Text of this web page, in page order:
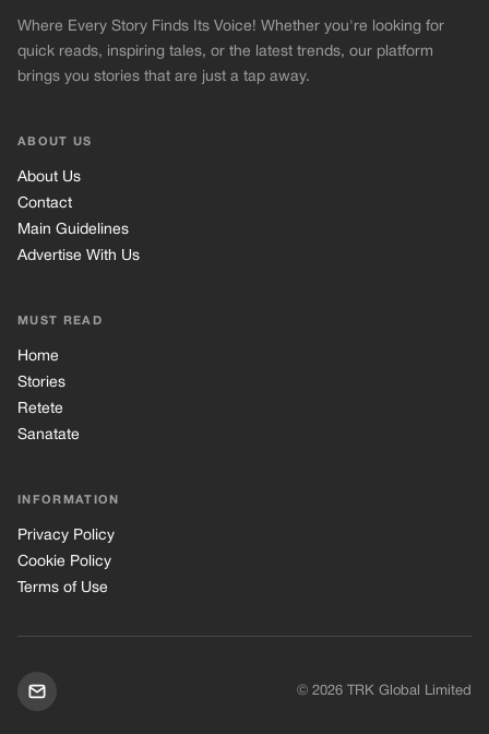
Where Every Story Finds Its Voice! Whether you're looking for
quick reads, inspiring tales, or the latest trends, our platform
brings you stories that are just a tap away.
ABOUT US
About Us
Contact
Main Guidelines
Advertise With Us
MUST READ
Home
Stories
Retete
Sanatate
INFORMATION
Privacy Policy
Cookie Policy
Terms of Use
© 2026 TRK Global Limited